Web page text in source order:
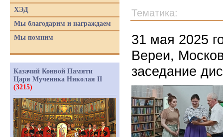
Тематика:
31 мая 2025
Вереи,
заседание
ХЭД
Мы благодарим и награждаем
Мы помним
Казачий Конвой Памяти
Царя Мученика Николая II
(3215)